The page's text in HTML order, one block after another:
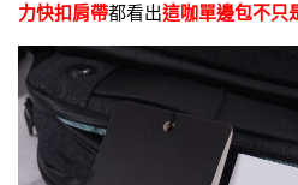
力快扣肩帶都看出這咖單邊包不只